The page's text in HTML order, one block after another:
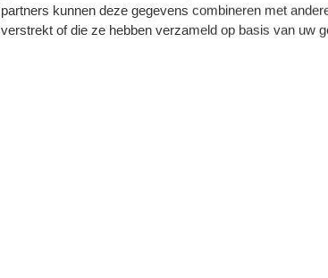
partners kunnen deze gegevens combineren met
verstrekt of die ze hebben verzameld op basis van uw